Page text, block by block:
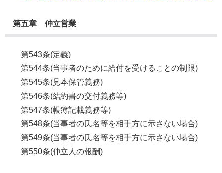
第五章 仲立営業
第543条(定義)
第544条(当事者のために給付を受けることの制限)
第545条(見本保管義務)
第546条(結約書の交付義務等)
第547条(帳簿記載義務等)
第548条(当事者の氏名等を相手方に示さない場合)
第549条(当事者の氏名等を相手方に示さない場合)
第550条(仲立人の報酬)